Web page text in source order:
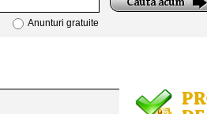
Anunturi gratuite